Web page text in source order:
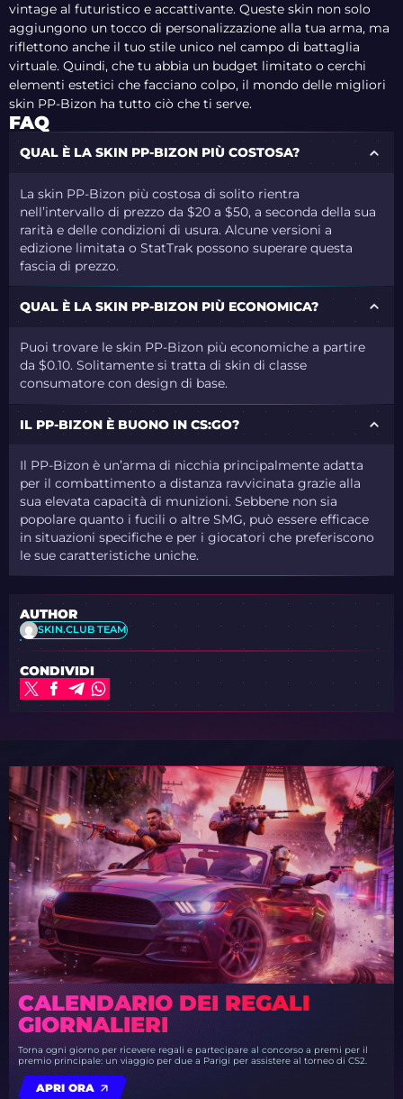
vintage al futuristico e accattivante. Queste skin non solo
aggiungono un tocco di personalizzazione alla tua arma, ma
riflettono anche il tuo stile unico nel campo di battaglia
virtuale. Quindi, che tu abbia un budget limitato o cerchi
elementi estetici che facciano colpo, il mondo delle migliori
skin PP-Bizon ha tutto ciò che ti serve.
FAQ
QUAL È LA SKIN PP-BIZON PIÙ COSTOSA?
La skin PP-Bizon più costosa di solito rientra
nell’intervallo di prezzo da $20 a $50, a seconda della sua
rarità e delle condizioni di usura. Alcune versioni a
edizione limitata o StatTrak possono superare questa
fascia di prezzo.
QUAL È LA SKIN PP-BIZON PIÙ ECONOMICA?
Puoi trovare le skin PP-Bizon più economiche a partire
da $0.10. Solitamente si tratta di skin di classe
consumatore con design di base.
IL PP-BIZON È BUONO IN CS:GO?
Il PP-Bizon è un’arma di nicchia principalmente adatta
per il combattimento a distanza ravvicinata grazie alla
sua elevata capacità di munizioni. Sebbene non sia
popolare quanto i fucili o altre SMG, può essere efficace
in situazioni specifiche e per i giocatori che preferiscono
le sue caratteristiche uniche.
AUTHOR
SKIN.CLUB TEAM
CONDIVIDI
CALENDARIO DEI REGALI
GIORNALIERI
Torna ogni giorno per ricevere regali e partecipare al concorso a premi per il
premio principale: un viaggio per due a Parigi per assistere al torneo di CS2.
APRI ORA